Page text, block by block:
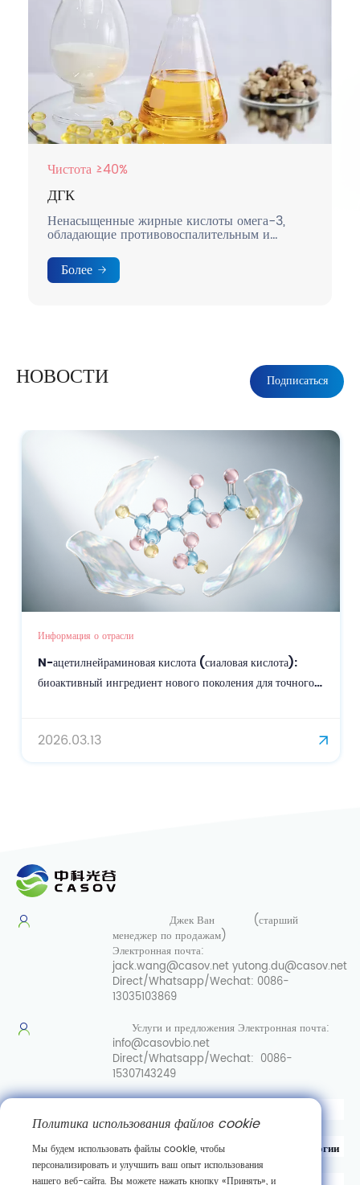
Чистота ≥40%
ДГК
Ненасыщенные жирные кислоты омега-3,
обладающие противовоспалительным и
Более
НОВОСТИ Подписаться
Информация о отрасли
N-ацетилнейраминовая кислота (сиаловая кислота):
биоактивный ингредиент нового поколения для точного
2026.03.13
Джек Ван
(старший
менеджер по продажам)
Электронная почта:
jack.wang@casov.netyutong.du@casov.net
Direct/Whatsapp/Wechat: 0086-
13035103869
Услуги и предложенияЭлектронная почта:
info@casovbio.net
Direct/Whatsapp/Wechat: 0086-
15307143249
Уханьский центр инноваций в области синтетической биологии
Политика использования файлов cookie
Мы будем использовать файлы cookie, чтобы
персонализировать и улучшить ваш опыт использования
нашего веб-сайта. Вы можете нажать кнопку «Принять», и